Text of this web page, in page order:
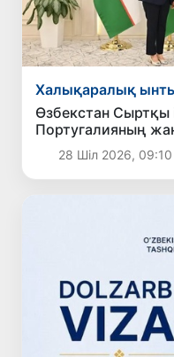
Халықаралық
Өзбекстан Сыртқы
Португалияның
грамоталарын
28 Шіл 2026, 09:10